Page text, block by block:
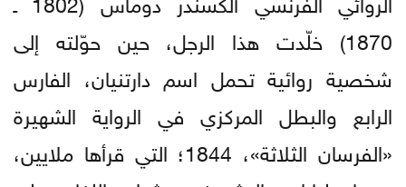
1870) خلّدت هذا الرجل، حين حوّلته إلى
شخصية روائية تحمل اسم دارتنيان، الفارس
الرابع والبطل المركزي في الرواية الشهيرة
«الفرسان الثلاثة»، 1844؛ التي قرأها ملايين،